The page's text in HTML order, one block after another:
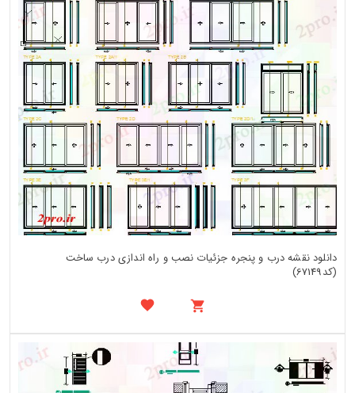
دانلود نقشه درب و پنجره جزئیات نصب و راه اندازی درب ساخت
(کد67149)